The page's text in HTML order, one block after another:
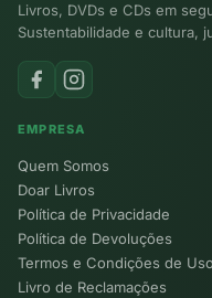
Livros, DVDs e CDs em
Sustentabilidade e cultura,
EMPRESA
Quem Somos
Doar Livros
Política de Privacidade
Política de Devoluções
Termos e Condições de Uso
Livro de Reclamações